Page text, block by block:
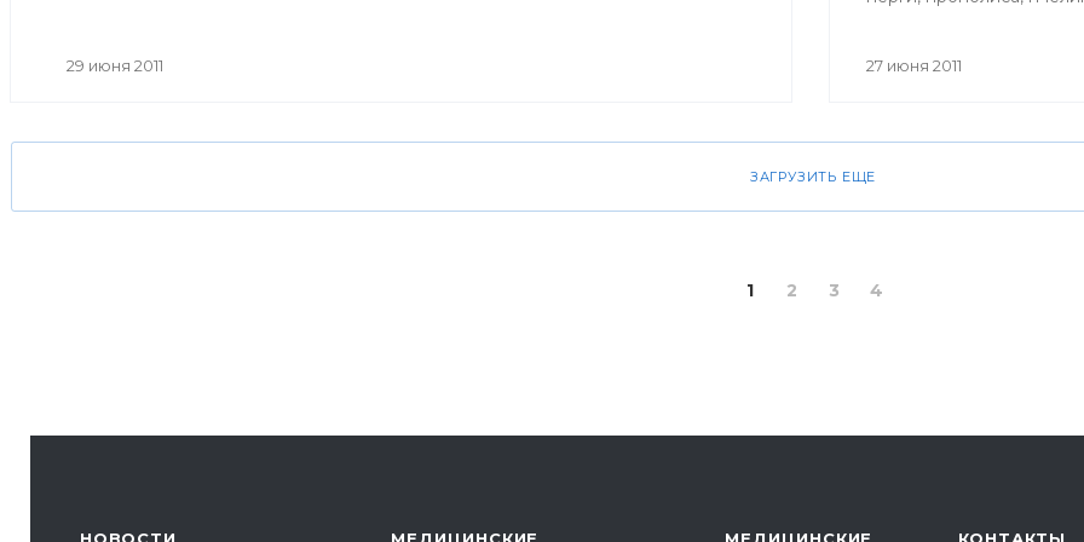
29 июня 2011 27 июня 2011
ЗАГРУЗИТЬ ЕЩЕ
1 2 3 4